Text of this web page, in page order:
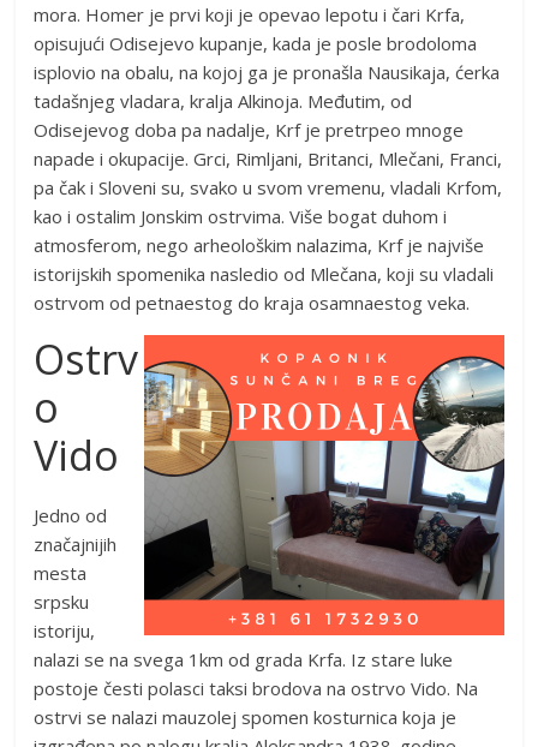
mora. Homer je prvi koji je opevao lepotu i čari Krfa,
opisujući Odisejevo kupanje, kada je posle brodoloma
isplovio na obalu, na kojoj ga je pronašla Nausikaja, ćerka
tadašnjeg vladara, kralja Alkinoja. Međutim, od
Odisejevog doba pa nadalje, Krf je pretrpeo mnoge
napade i okupacije. Grci, Rimljani, Britanci, Mlečani, Franci,
pa čak i Sloveni su, svako u svom vremenu, vladali Krfom,
kao i ostalim Jonskim ostrvima. Više bogat duhom i
atmosferom, nego arheološkim nalazima, Krf je najviše
istorijskih spomenika nasledio od Mlečana, koji su vladali
ostrvom od petnaestog do kraja osamnaestog veka.
Ostrv
o
Vido
Jedno od
značajnijih
mesta
srpsku
istoriju,
nalazi se na svega 1km od grada Krfa. Iz stare luke
postoje česti polasci taksi brodova na ostrvo Vido. Na
ostrvi se nalazi mauzolej spomen kosturnica koja je